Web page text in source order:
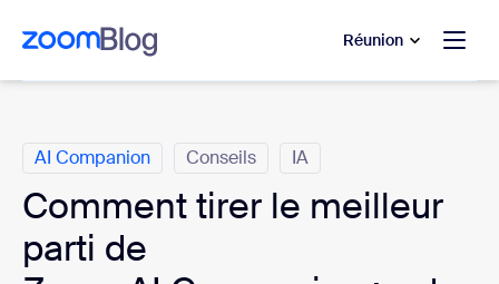
contenu principal
au chat d’aide
Réunion
AI Companion Conseils IA
Comment tirer le meilleur
parti de